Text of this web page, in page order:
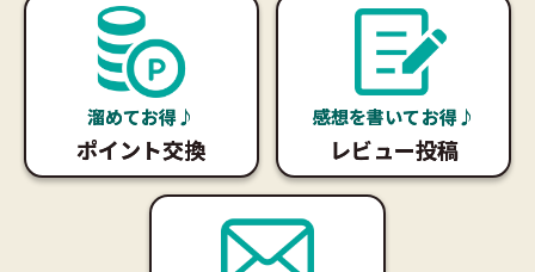
溜めてお得♪
ポイント交換
感想を書いてお得♪
レビュー投稿